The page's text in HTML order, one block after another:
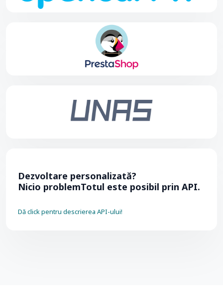
Dezvoltare personalizată?
Nicio problemTotul este posibil prin API.
Dă click pentru descrierea API-ului!